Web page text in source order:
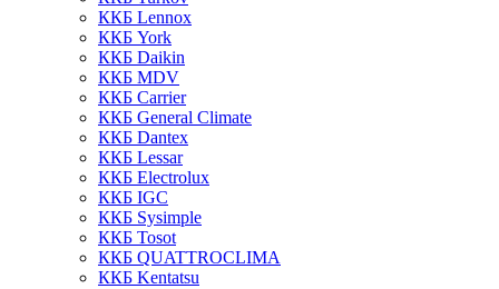
ККБ Lennox
ККБ York
ККБ Daikin
ККБ MDV
ККБ Carrier
ККБ General Climate
ККБ Dantex
ККБ Lessar
ККБ Electrolux
ККБ IGC
ККБ Sysimple
ККБ Tosot
ККБ QUATTROCLIMA
ККБ Kentatsu